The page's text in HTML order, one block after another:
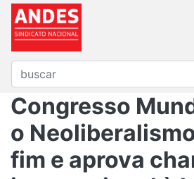
Congresso
o
fim e aprova